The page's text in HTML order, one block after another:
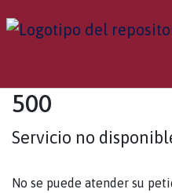
500
Servicio no
No se puede atender su